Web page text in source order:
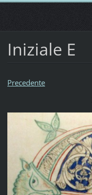
Iniziale E
Precedente